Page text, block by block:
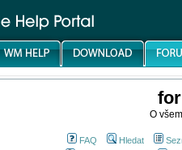
O
FAQ Hledat